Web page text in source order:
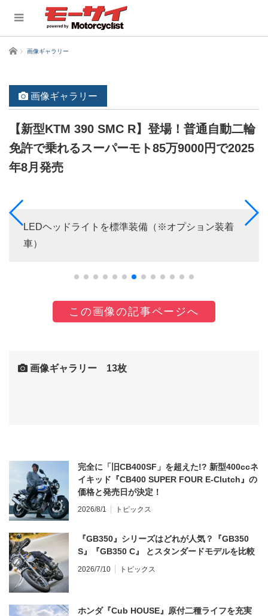
ホーム 画像ギャラリー
画像ギャラリー
【新型KTM 390 SMC R】登場！普通自動二輪
免許で乗れるスーパーモト85万9000円で2025
年8月発売
LEDヘッドライトを標準装備（※オプション装着
車）
この画像の記事ページへ
画像ギャラリー 13枚
完全に「旧CB400SF」を超えた!? 新型400ccネ
イキッド『CB400 SUPER FOUR E-Clutch』の
価格と発売日が決定！
2026/8/1 トピックス
『GB350』シリーズはどれが人気？『GB350
S』『GB350 C』 とスタンダードモデルを比較
2026/7/10 トピックス
ホンダ『Cub HOUSE』原付二種ライフを充実